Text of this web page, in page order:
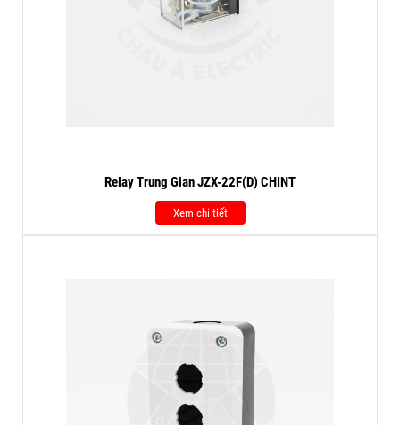
Relay Trung Gian JZX-22F(D) CHINT
Xem chi tiết